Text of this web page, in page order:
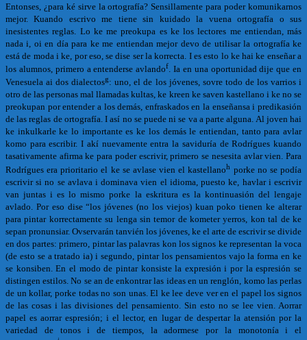
Entonses, ¿para ké sirve la ortografía? Sensillamente para poder komunikarnos
mejor. Kuando escrivo me tiene sin kuidado la vuena ortografía o sus
inesistentes reglas. Lo ke me preokupa es ke los lectores me entiendan, más
nada i, oi en día para ke me entiendan mejor devo de utilisar la ortografía ke
está de moda i ke, por eso, se dise ser la korrecta. I es esto lo ke hai ke enseñar a
los alumnos, primero a entenderse avlandof. Ia en una oportunidad dije que en
Venesuela ai dos dialectosg: uno, el de los jóvenes, sovre todo de los varrios i
otro de las personas mal llamadas kultas, ke kreen ke saven kastellano i ke no se
preokupan por entender a los demás, enfraskados en la enseñansa i predikasión
de las reglas de ortografía. I así no se puede ni se va a parte alguna. Al joven hai
ke inkulkarle ke lo importante es ke los demás le entiendan, tanto para avlar
komo para escribir. I akí nuevamente entra la saviduría de Rodrígues kuando
tasativamente afirma ke para poder escrivir, primero se nesesita avlar vien. Para
Rodrígues era prioritario el ke se avlase vien el kastellanoh porke no se podía
escrivir si no se avlava i dominava vien el idioma, puesto ke, havlar i escrivir
van juntas i es lo mismo porke la eskritura es la kontinuasión del lengaje
avlado. Por eso dise “los jóvenes (no los viejos) kuan poko tienen ke alterar
para pintar korrectamente su lenga sin temor de kometer yerros, kon tal de ke
sepan pronunsiar. Ovservarán tanvién los jóvenes, ke el arte de escrivir se divide
en dos partes: primero, pintar las palavras kon los signos ke representan la voca
(de esto se a tratado ia) i segundo, pintar los pensamientos vajo la forma en ke
se konsiben. En el modo de pintar konsiste la expresión i por la espresión se
distingen estilos. No se an de enkontrar las ideas en un renglón, komo las perlas
de un kollar, porke todas no son unas. El ke lee deve ver en el papel los signos
de las cosas i las divisiones del pensamiento. Sin esto no se lee vien. Aorrar
papel es aorrar espresión; i el lector, en lugar de despertar la atensión por la
variedad de tonos i de tiempos, la adormese por la monotonía i el